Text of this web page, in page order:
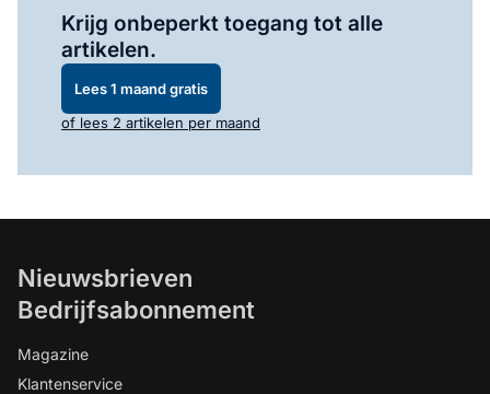
Krijg onbeperkt toegang tot alle
artikelen.
Lees 1 maand gratis
of lees 2 artikelen per maand
Nieuwsbrieven
Bedrijfsabonnement
Magazine
Klantenservice